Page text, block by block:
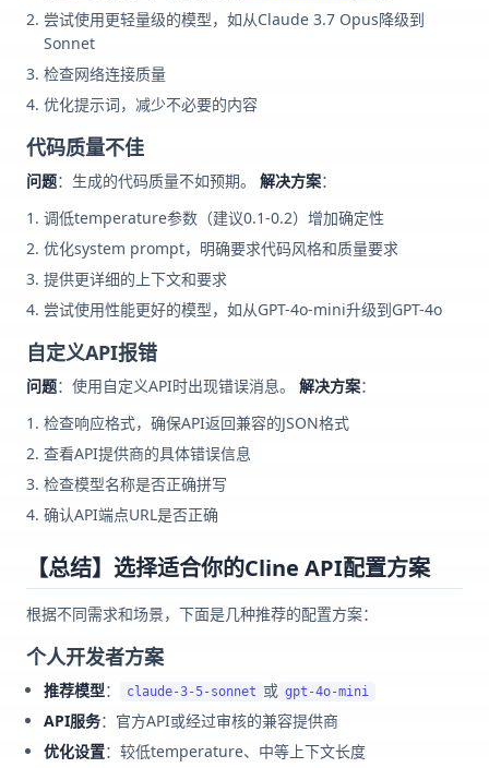
尝试使用更轻量级的模型，如从Claude 3.7 Opus降级到
Sonnet
检查网络连接质量
优化提示词，减少不必要的内容
代码质量不佳
问题：生成的代码质量不如预期。 解决方案：
调低temperature参数（建议0.1-0.2）增加确定性
优化system prompt，明确要求代码风格和质量要求
提供更详细的上下文和要求
尝试使用性能更好的模型，如从GPT-4o-mini升级到GPT-4o
自定义API报错
问题：使用自定义API时出现错误消息。 解决方案：
检查响应格式，确保API返回兼容的JSON格式
查看API提供商的具体错误信息
检查模型名称是否正确拼写
确认API端点URL是否正确
【总结】选择适合你的Cline API配置方案
根据不同需求和场景，下面是几种推荐的配置方案：
个人开发者方案
推荐模型： claude-3-5-sonnet 或 gpt-4o-mini
API服务：官方API或经过审核的兼容提供商
优化设置：较低temperature、中等上下文长度